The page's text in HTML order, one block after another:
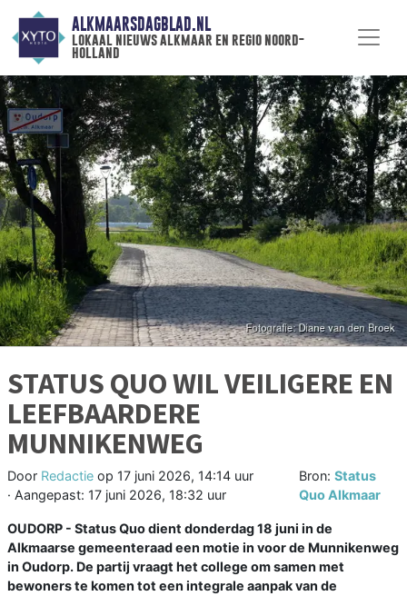
ALKMAARSDAGBLAD.NL
lokaal nieuws alkmaar en regio noord-
holland
STATUS QUO WIL VEILIGERE EN
LEEFBAARDERE
MUNNIKENWEG
Door Redactie op 17 juni 2026, 14:14 uur
· Aangepast: 17 juni 2026, 18:32 uur
Bron:Status
Quo Alkmaar
OUDORP - Status Quo dient donderdag 18 juni in de
Alkmaarse gemeenteraad een motie in voor de Munnikenweg
in Oudorp. De partij vraagt het college om samen met
bewoners te komen tot een integrale aanpak van de